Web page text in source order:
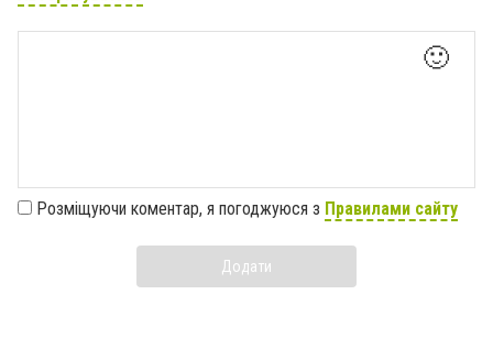
🙂
Розміщуючи коментар, я погоджуюся з Правилами сайту
Додати